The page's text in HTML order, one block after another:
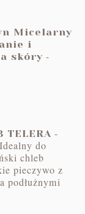
Micelarny
i
skóry -
TELERA -
do
chleb
pieczywo z
podłużnymi